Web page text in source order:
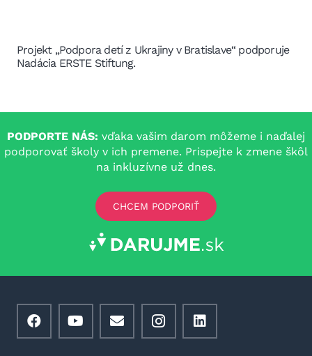
Projekt „Podpora detí z Ukrajiny v Bratislave“ podporuje
Nadácia ERSTE Stiftung.
PODPORTE NÁS: vďaka vašim darom môžeme i naďalej
podporovať školy v ich premene. Prispejte k zmene škôl
na inkluzívne už dnes.
CHCEM PODPORIŤ